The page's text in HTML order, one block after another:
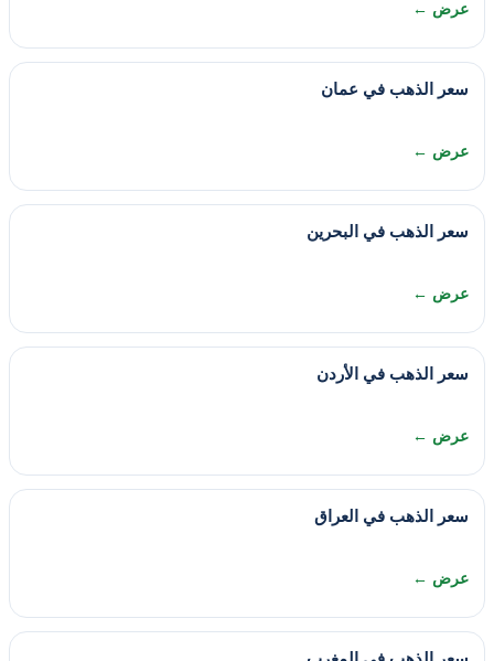
عرض ←
سعر الذهب في عمان
عرض ←
سعر الذهب في البحرين
عرض ←
سعر الذهب في الأردن
عرض ←
سعر الذهب في العراق
عرض ←